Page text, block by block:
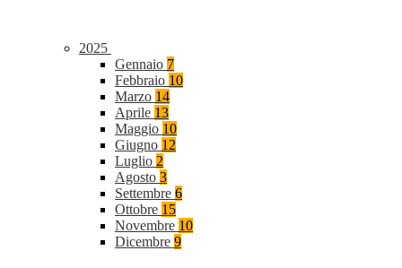
2025
Gennaio 7
Febbraio 10
Marzo 14
Aprile 13
Maggio 10
Giugno 12
Luglio 2
Agosto 3
Settembre 6
Ottobre 15
Novembre 10
Dicembre 9